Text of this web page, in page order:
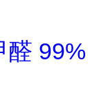
醛 99%